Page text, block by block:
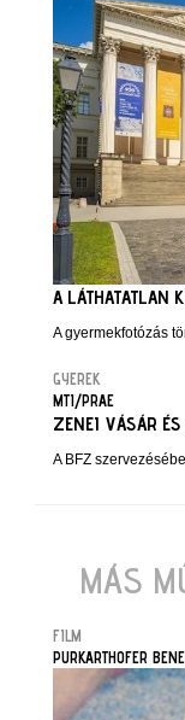
A LÁTHATATLAN
A gyermekfotózás
GYEREK
MTI/PRAE
ZENEI VÁSÁR
A BFZ
MÁS
FILM
PURKARTHOFER